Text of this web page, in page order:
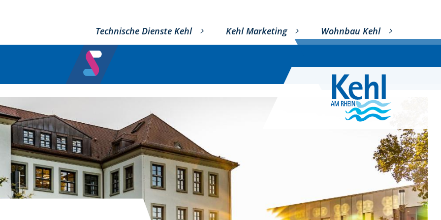
Technische Dienste Kehl Kehl Marketing Wohnbau Kehl